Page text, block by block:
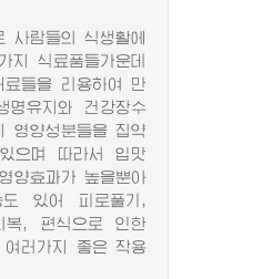
람들의 식생활에
지 식료품들가운데
료들을 리용하여 만
명유지와 건강장수
영양성분들을 집약
으며 따라서 입맛
양효과가 높을뿐아
도 있어 피로풀기,
복, 편식으로 인한
러가지 좋은 작용